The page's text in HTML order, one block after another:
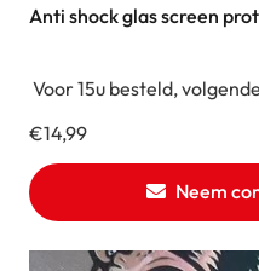
Anti shock glas screen
Voor 15u besteld,
€14,99
Neem